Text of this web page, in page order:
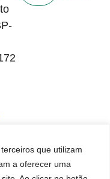
que utilizam
a oferecer uma